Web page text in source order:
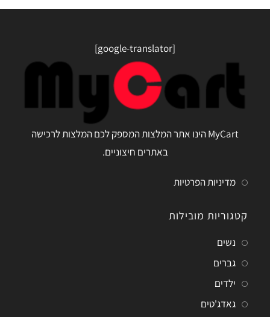
[google-translator]
MyCart הינו אתר המלצות המספק לכם המלצות לרכישה
באתרים חיצוניים.
מדיניות הפרטיות
קטגוריות מובילות
נשים
גברים
ילדים
גאדג'טים